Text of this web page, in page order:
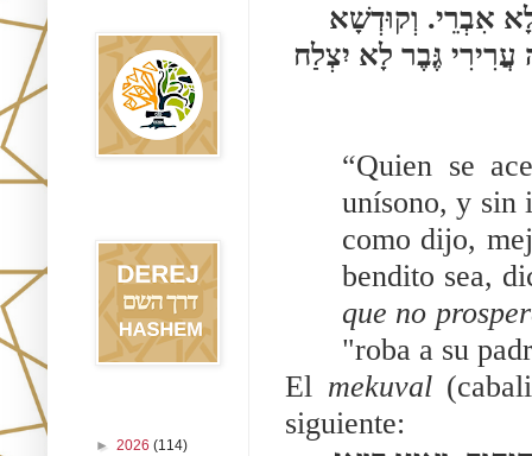
“Quien se
unísono, y sin
como dijo,
bendito sea,
que no
"roba a su
El mekuval
siguiente:
► 2026 (114)